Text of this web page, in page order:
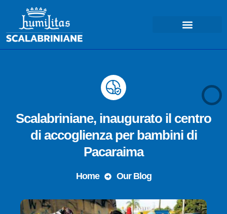
Scalabriniane, inaugurato il centro
di accoglienza per bambini di
Pacaraima
Home Our Blog